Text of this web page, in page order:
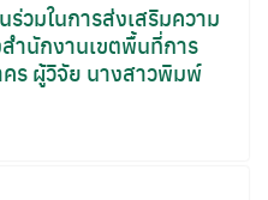
วมในการส่งเสริมความ
ำนักงานเขตพื้นที่การ
ร ผู้วิจัย นางสาวพิมพ์